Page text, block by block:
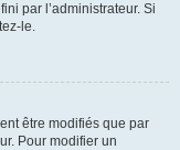
par l’administrateur. Si
le.
être modifiés que par
Pour modifier un